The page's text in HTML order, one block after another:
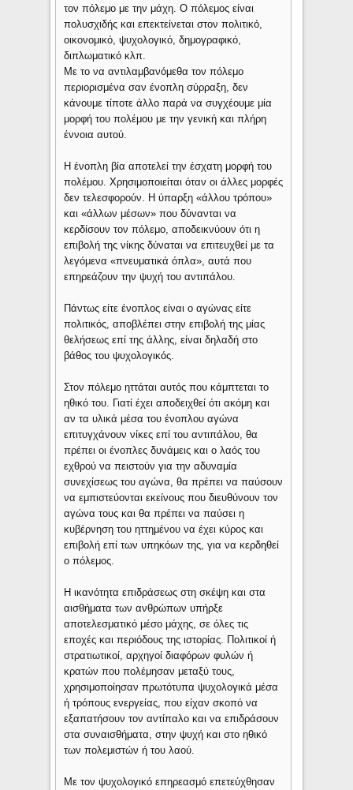
τον πόλεμο με την μάχη. Ο πόλεμος είναι
πολυσχιδής και επεκτείνεται στον πολιτικό,
οικονομικό, ψυχολογικό, δημογραφικό,
διπλωματικό κλπ.
Με το να αντιλαμβανόμεθα τον πόλεμο
περιορισμένα σαν ένοπλη σύρραξη, δεν
κάνουμε τίποτε άλλο παρά να συγχέουμε μία
μορφή του πολέμου με την γενική και πλήρη
έννοια αυτού.
Η ένοπλη βία αποτελεί την έσχατη μορφή του
πολέμου. Χρησιμοποιείται όταν οι άλλες μορφές
δεν τελεσφορούν. Η ύπαρξη «άλλου τρόπου»
και «άλλων μέσων» που δύνανται να
κερδίσουν τον πόλεμο, αποδεικνύουν ότι η
επιβολή της νίκης δύναται να επιτευχθεί με τα
λεγόμενα «πνευματικά όπλα», αυτά που
επηρεάζουν την ψυχή του αντιπάλου.
Πάντως είτε ένοπλος είναι ο αγώνας είτε
πολιτικός, αποβλέπει στην επιβολή της μίας
θελήσεως επί της άλλης, είναι δηλαδή στο
βάθος του ψυχολογικός.
Στον πόλεμο ηττάται αυτός που κάμπτεται το
ηθικό του. Γιατί έχει αποδειχθεί ότι ακόμη και
αν τα υλικά μέσα του ένοπλου αγώνα
επιτυγχάνουν νίκες επί του αντιπάλου, θα
πρέπει οι ένοπλες δυνάμεις και ο λαός του
εχθρού να πειστούν για την αδυναμία
συνεχίσεως του αγώνα, θα πρέπει να παύσουν
να εμπιστεύονται εκείνους που διευθύνουν τον
αγώνα τους και θα πρέπει να παύσει η
κυβέρνηση του ηττημένου να έχει κύρος και
επιβολή επί των υπηκόων της, για να κερδηθεί
ο πόλεμος.
Η ικανότητα επιδράσεως στη σκέψη και στα
αισθήματα των ανθρώπων υπήρξε
αποτελεσματικό μέσο μάχης, σε όλες τις
εποχές και περιόδους της ιστορίας. Πολιτικοί ή
στρατιωτικοί, αρχηγοί διαφόρων φυλών ή
κρατών που πολέμησαν μεταξύ τους,
χρησιμοποίησαν πρωτότυπα ψυχολογικά μέσα
ή τρόπους ενεργείας, που είχαν σκοπό να
εξαπατήσουν τον αντίπαλο και να επιδράσουν
στα συναισθήματα, στην ψυχή και στο ηθικό
των πολεμιστών ή του λαού.
Mε τον ψυχολογικό επηρεασμό επετεύχθησαν